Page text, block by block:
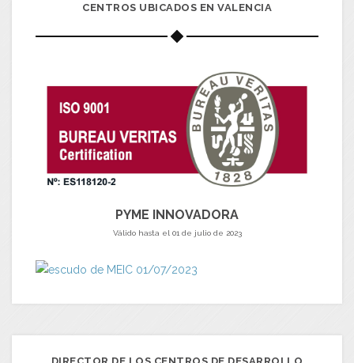
CENTROS UBICADOS EN VALENCIA
PYME INNOVADORA
Válido hasta el 01 de julio de 2023